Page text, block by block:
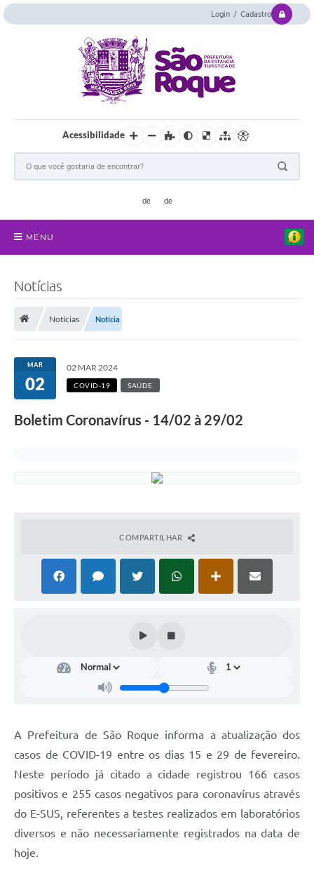
Login / Cadastro
Acessibilidade
MENU
Atribuições
Transparência
Arvorômetro
Agenda de Eventos
Cadastro de voluntários - Lei n° 5.205/21
Contas Públicas
Creches
Cronograma coleta de lixo e seletiva
Banco do Povo
Notícias
Notícias Notícia
MAR
02
02 MAR 2024
COVID-19 SAÚDE
Boletim Coronavírus - 14/02 à 29/02
COMPARTILHAR
A Prefeitura de São Roque informa a atualização dos
casos de COVID-19 entre os dias 15 e 29 de fevereiro.
Neste período já citado a cidade registrou 166 casos
positivos e 255 casos negativos para coronavírus através
do E-SUS, referentes a testes realizados em laboratórios
diversos e não necessariamente registrados na data de
hoje.